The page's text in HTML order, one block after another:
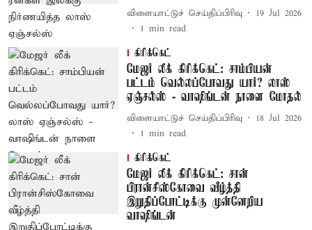
விளையாட்டுச் செய்திப்பிரிவு
19 Jul 2026
1 min read
கிரிக்கெட்
மேஜர் லீக் கிரிக்கெட்: சாம்பியன்
பட்டம் வெல்லப்போவது யார்? லாஸ்
ஏஞ்சல்ஸ் - வாஷிங்டன் நாளை மோதல்
விளையாட்டுச் செய்திப்பிரிவு
18 Jul 2026
1 min read
கிரிக்கெட்
மேஜர் லீக் கிரிக்கெட்: சான்
பிரான்சிஸ்கோவை வீழ்த்தி
இறுதிப்போட்டிக்கு முன்னேறிய
வாஷிங்டன்